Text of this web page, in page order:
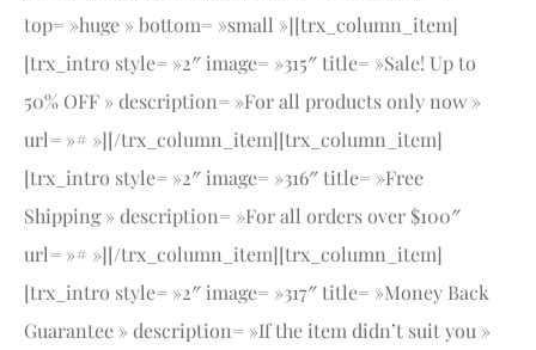
top= »huge » bottom= »small »][trx_column_item]
[trx_intro style= »2″ image= »315″ title= »Sale! Up to
50% OFF » description= »For all products only now »
url= »# »][/trx_column_item][trx_column_item]
[trx_intro style= »2″ image= »316″ title= »Free
Shipping » description= »For all orders over $100″
url= »# »][/trx_column_item][trx_column_item]
[trx_intro style= »2″ image= »317″ title= »Money Back
Guarantee » description= »If the item didn’t suit you »